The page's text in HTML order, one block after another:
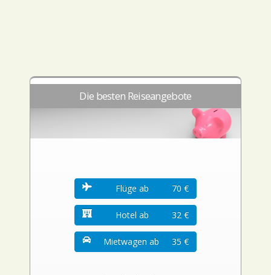
Die besten Reiseangebote
Flüge ab 70 €
Hotel ab 32 €
Mietwagen ab 35 €